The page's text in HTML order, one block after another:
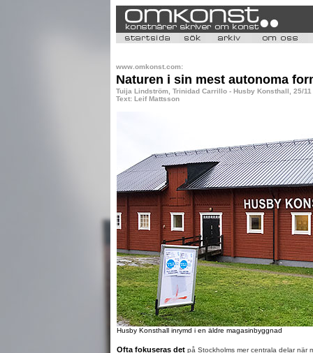
www.omkonst.com:
Naturen i sin mest autonoma
Tuija Lindström, Trinidad Carrillo - Husby Konsthall, 25/11
Text: Leif Mattsson
Husby Konsthall inrymd i en äldre magasinbyggnad
Ofta fokuseras detpå Stockholms mer centrala delar när